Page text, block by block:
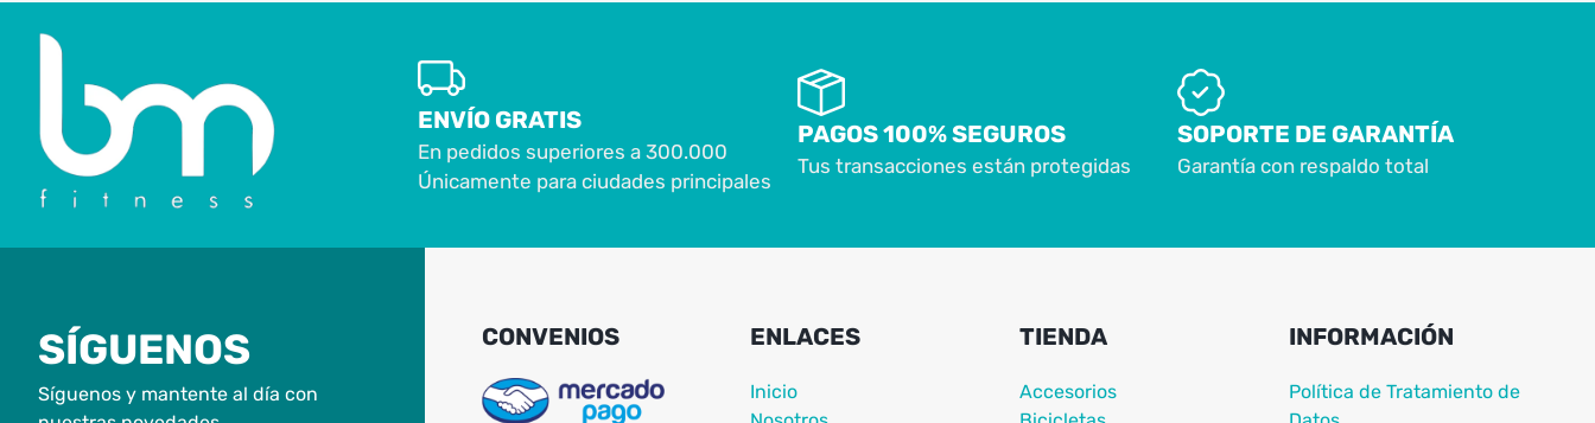
ENVÍO GRATIS
En pedidos superiores a 300.000
Únicamente para ciudades principales
PAGOS 100% SEGUROS
Tus transacciones están protegidas
SOPORTE DE GARANTÍA
Garantía con respaldo total
SÍGUENOS
Síguenos y mantente al día con
CONVENIOS ENLACES
Inicio
TIENDA
Accesorios
INFORMACIÓN
Política de Tratamiento de